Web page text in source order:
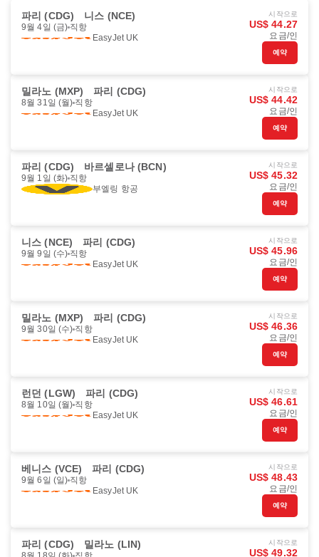
파리 (CDG) 니스 (NCE)
9월 4일 (금) 직항
EasyJet UK
시작으로
US$ 44.27
요금/인
예약
밀라노 (MXP) 파리 (CDG)
8월 31일 (월) 직항
EasyJet UK
시작으로
US$ 44.42
요금/인
예약
파리 (CDG) 바르셀로나 (BCN)
9월 1일 (화) 직항
부엘링 항공
시작으로
US$ 45.32
요금/인
예약
니스 (NCE) 파리 (CDG)
9월 9일 (수) 직항
EasyJet UK
시작으로
US$ 45.96
요금/인
예약
밀라노 (MXP) 파리 (CDG)
9월 30일 (수) 직항
EasyJet UK
시작으로
US$ 46.36
요금/인
예약
런던 (LGW) 파리 (CDG)
8월 10일 (월) 직항
EasyJet UK
시작으로
US$ 46.61
요금/인
예약
베니스 (VCE) 파리 (CDG)
9월 6일 (일) 직항
EasyJet UK
시작으로
US$ 48.43
요금/인
예약
파리 (CDG) 밀라노 (LIN) 시작으로
US$ 49.32